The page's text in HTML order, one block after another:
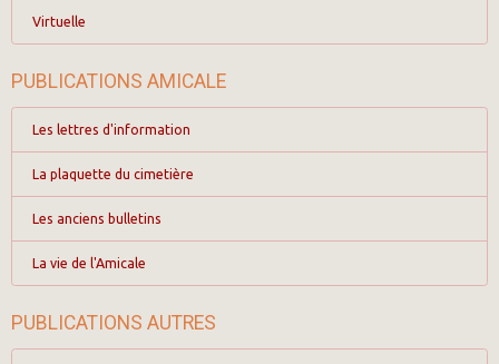
Virtuelle
PUBLICATIONS AMICALE
Les lettres d'information
La plaquette du cimetière
Les anciens bulletins
La vie de l'Amicale
PUBLICATIONS AUTRES